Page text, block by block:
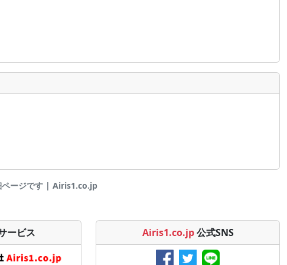
ページです | Airis1.co.jp
ービス Airis1.co.jp 公式SNS